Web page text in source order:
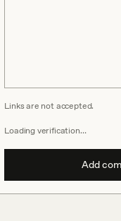
Links are not accepted.
Loading verification…
Add